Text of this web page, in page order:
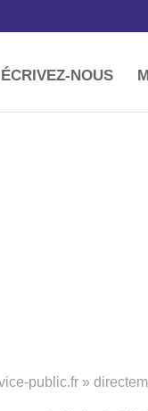
ÉCRIVEZ-NOUS
public.fr »